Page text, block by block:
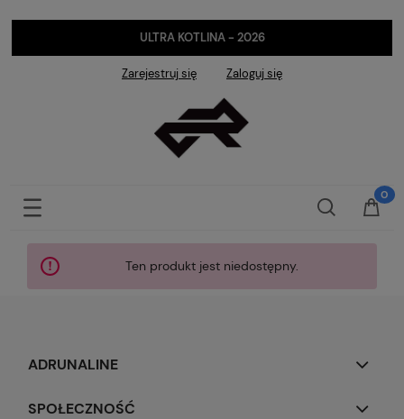
ULTRA KOTLINA - 2026
Zarejestruj się Zaloguj się
Ten produkt jest niedostępny.
ADRUNALINE
SPOŁECZNOŚĆ